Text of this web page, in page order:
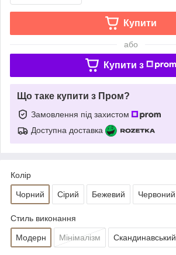
Купити
або
Купити з
Що таке купити з Пром?
Замовлення під захистом
Доступна доставка
Колір
Чорний Сірий Бежевий Червоний
Стиль виконання
Модерн Мінімалізм Скандинавський